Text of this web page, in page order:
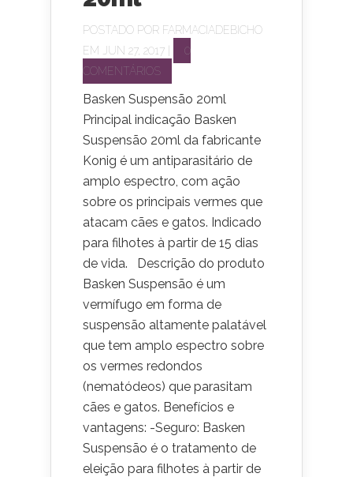
POSTADO POR FARMACIADEBICHO
EM JUN 27, 2017 |
0
COMENTÁRIOS
Basken Suspensão 20ml
Principal indicação Basken
Suspensão 20ml da fabricante
Konig é um antiparasitário de
amplo espectro, com ação
sobre os principais vermes que
atacam cães e gatos. Indicado
para filhotes à partir de 15 dias
de vida. Descrição do produto
Basken Suspensão é um
vermífugo em forma de
suspensão altamente palatável
que tem amplo espectro sobre
os vermes redondos
(nematódeos) que parasitam
cães e gatos. Benefícios e
vantagens: -Seguro: Basken
Suspensão é o tratamento de
eleição para filhotes à partir de